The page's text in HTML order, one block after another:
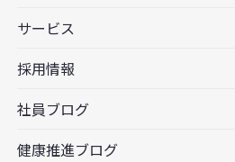
サービス
採用情報
社員ブログ
健康推進ブログ